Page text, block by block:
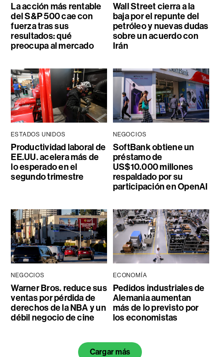
La acción más rentable
del S&P 500 cae con
fuerza tras sus
resultados: qué
preocupa al mercado
Wall Street cierra a la
baja por el repunte del
petróleo y nuevas dudas
sobre un acuerdo con
Irán
ESTADOS UNIDOS
Productividad laboral de
EE.UU. acelera más de
lo esperado en el
segundo trimestre
NEGOCIOS
SoftBank obtiene un
préstamo de
US$10.000 millones
respaldado por su
participación en OpenAI
NEGOCIOS
Warner Bros. reduce sus
ventas por pérdida de
derechos de la NBA y un
débil negocio de cine
ECONOMÍA
Pedidos industriales de
Alemania aumentan
más de lo previsto por
los economistas
Cargar más